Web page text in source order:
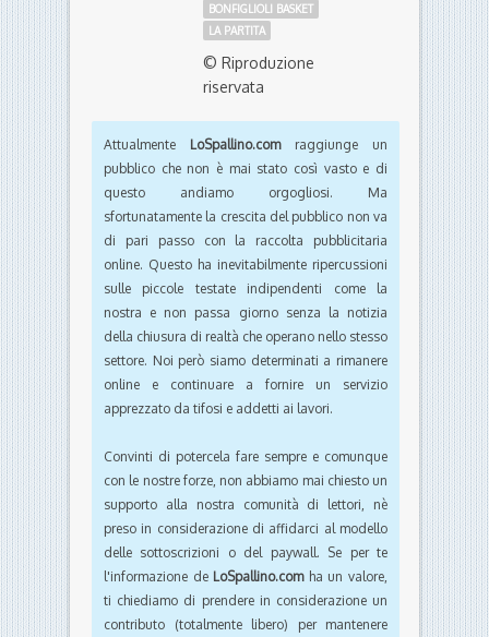
BONFIGLIOLI BASKET
LA PARTITA
© Riproduzione
riservata
Attualmente LoSpallino.comraggiunge un
pubblico che non è mai stato così vasto e di
questo andiamo orgogliosi. Ma
sfortunatamente la crescita del pubblico non va
di pari passo con la raccolta pubblicitaria
online. Questo ha inevitabilmente ripercussioni
sulle piccole testate indipendenti come la
nostra e non passa giorno senza la notizia
della chiusura di realtà che operano nello stesso
settore. Noi però siamo determinati a rimanere
online e continuare a fornire un servizio
apprezzato da tifosi e addetti ai lavori.
Convinti di potercela fare sempre e comunque
con le nostre forze, non abbiamo mai chiesto un
supporto alla nostra comunità di lettori, nè
preso in considerazione di affidarci al modello
delle sottoscrizioni o del paywall. Se per te
l'informazione de LoSpallino.comha un valore,
ti chiediamo di prendere in considerazione un
contributo (totalmente libero) per mantenere